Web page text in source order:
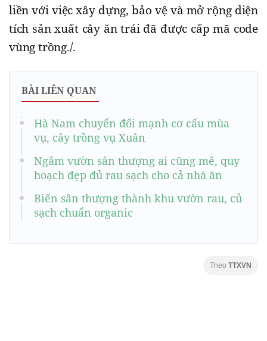
liền với việc xây dựng, bảo vệ và mở rộng diện
tích sản xuất cây ăn trái đã được cấp mã code
vùng trồng./.
BÀI LIÊN QUAN
Hà Nam chuyển đổi mạnh cơ cấu mùa
vụ, cây trồng vụ Xuân
Ngắm vườn sân thượng ai cũng mê, quy
hoạch đẹp đủ rau sạch cho cả nhà ăn
Biến sân thượng thành khu vườn rau, củ
sạch chuẩn organic
Theo TTXVN